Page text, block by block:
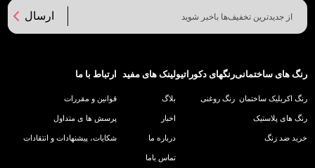
ارسال
رنگ های ساختمانی
رنگ اکریلیک ساختمان
رنگ های پلاستیک
خرید ضد زنگ
رنگهای دکوراتیو
رنگ روغنی
لینک های مفید
بلاگ
اخبار
درباره ما
تماس باما
ارتباط با ما
قوانین و مقررات
پرسش ها ی متداول
شکایات، پیشنهادات و انتقادات